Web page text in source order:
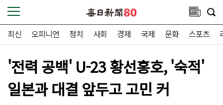
최신 오피니언 정치 사회 경제 국제 문화 스포츠
'전력 공백' U-23 황선홍호, '숙적'
일본과 대결 앞두고 고민 커